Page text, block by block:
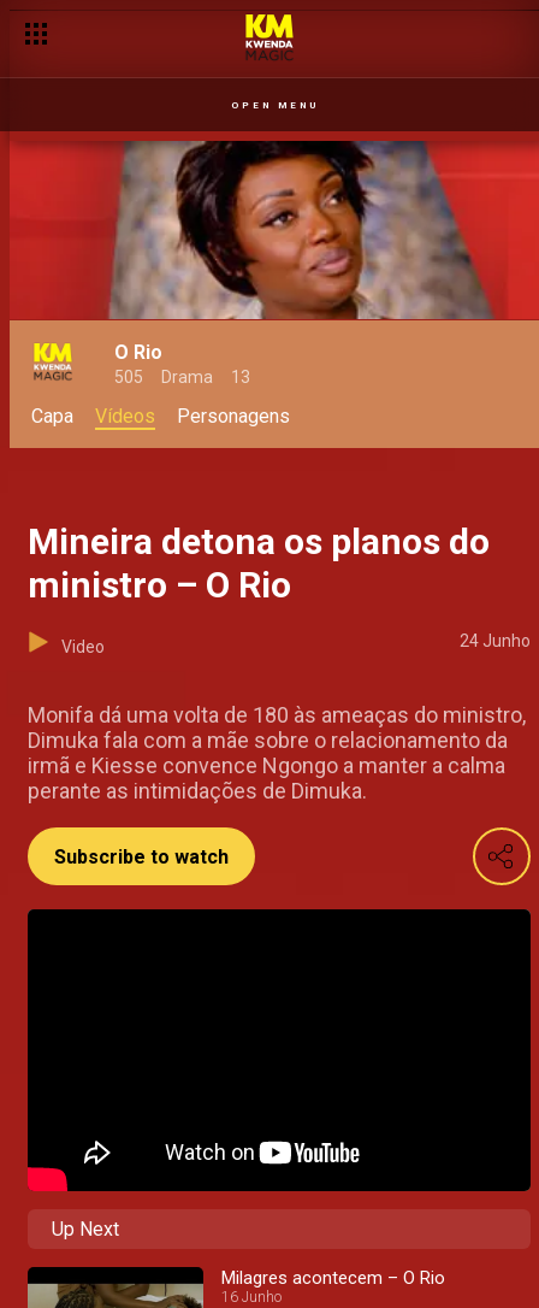
OPEN MENU
O Rio
505 Drama 13
Capa Vídeos Personagens
Mineira detona os planos do
ministro – O Rio
Video 24 Junho
Monifa dá uma volta de 180 às ameaças do ministro,
Dimuka fala com a mãe sobre o relacionamento da
irmã e Kiesse convence Ngongo a manter a calma
perante as intimidações de Dimuka.
Subscribe to watch
Up Next
Milagres acontecem – O Rio
16 Junho